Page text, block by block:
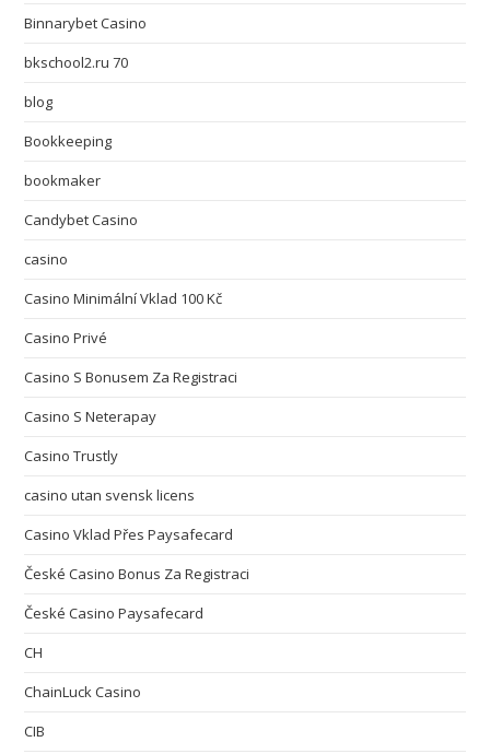
Binnarybet Casino
bkschool2.ru 70
blog
Bookkeeping
bookmaker
Candybet Casino
casino
Casino Minimální Vklad 100 Kč
Casino Privé
Casino S Bonusem Za Registraci
Casino S Neterapay
Casino Trustly
casino utan svensk licens
Casino Vklad Přes Paysafecard
České Casino Bonus Za Registraci
České Casino Paysafecard
CH
ChainLuck Casino
CIB